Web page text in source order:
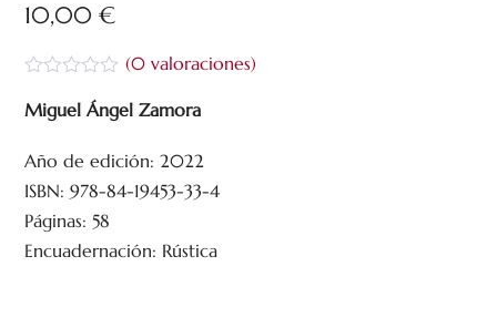
10,00€
a
r
d
o
c
o
(0valoraciones)
Miguel Ángel Zamora
Año de edición: 2022
ISBN: 978-84-19453-33-4
Páginas: 58
Encuadernación: Rústica